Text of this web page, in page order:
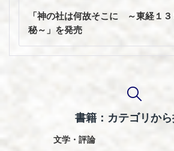
ー
ョ
「神の社は何故そこに ～東経１
秘～」を発売
書籍：カテゴリか
文学・評論